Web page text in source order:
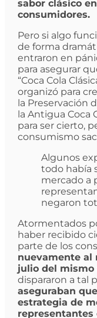
sabor clásico
consumidores.
Pero si algo
de forma
entraron en
para asegurar
“Coca Cola
organizó para
la Preservación
la Antigua Coca
para ser cierto,
consumismo
Algunos
todo había
mercado a
negaron
Atormentados
haber recibido
parte de los
nuevamente al
julio del mismo
dispararon a tal
aseguraban
estrategia de
representantes